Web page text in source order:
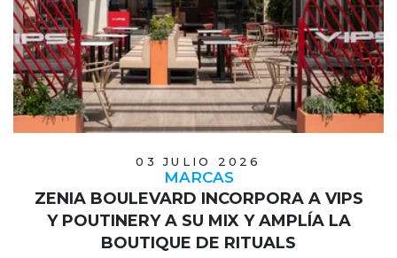
03 JULIO 2026
MARCAS
ZENIA BOULEVARD INCORPORA A VIPS
Y POUTINERY A SU MIX Y AMPLÍA LA
BOUTIQUE DE RITUALS